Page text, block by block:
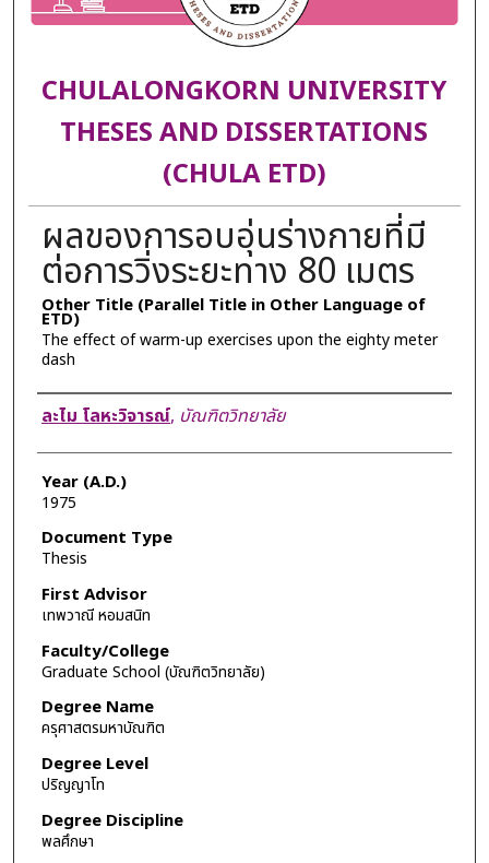
CHULALONGKORN UNIVERSITY
THESES AND DISSERTATIONS
(CHULA ETD)
ผลของการอบอุ่นร่างกายที่มี
ต่อการวิ่งระยะทาง 80 เมตร
Other Title (Parallel Title in Other Language of
ETD)
The effect of warm-up exercises upon the eighty meter
dash
Author
ละไม โลหะวิจารณ์, บัณฑิตวิทยาลัย
Year (A.D.)
1975
Document Type
Thesis
First Advisor
เทพวาณี หอมสนิท
Faculty/College
Graduate School (บัณฑิตวิทยาลัย)
Degree Name
ครุศาสตรมหาบัณฑิต
Degree Level
ปริญญาโท
Degree Discipline
พลศึกษา